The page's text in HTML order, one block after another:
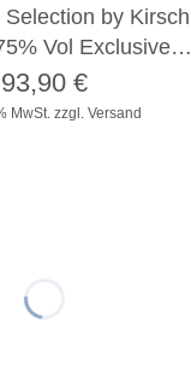
Selection by Kirsch
Vol Exclusive…
MwSt. zzgl. Versand
93,90€